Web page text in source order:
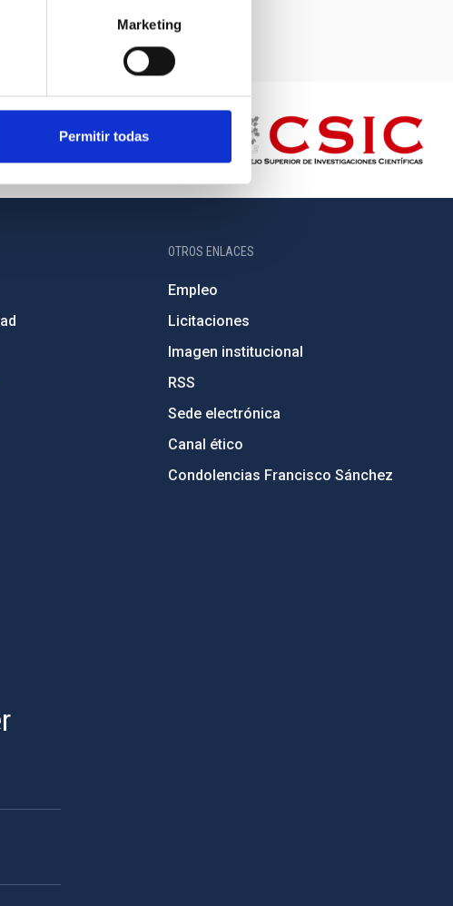
Marketing
Permitir todas
OTROS ENLACES
Empleo
Licitaciones
Imagen institucional
RSS
Sede electrónica
Canal ético
Condolencias Francisco Sánchez